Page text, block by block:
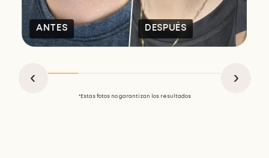
ANTES DESPUÉS
*Estas fotos no garantizan los resultados